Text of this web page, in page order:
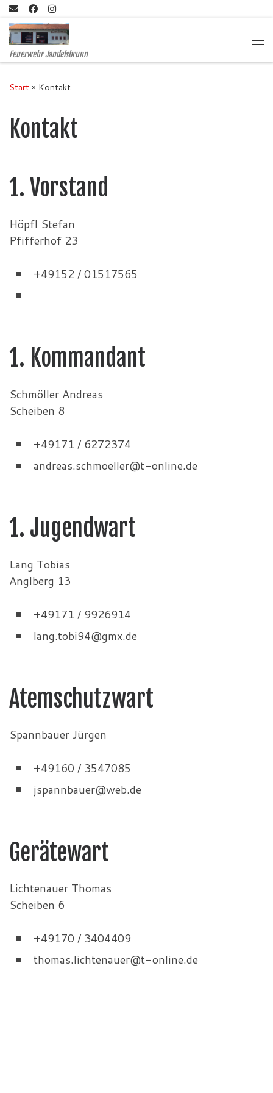
Zum Inhalt springen
Feuerwehr Jandelsbrunn
Start» Kontakt
Kontakt
1. Vorstand
Höpfl Stefan
Pfifferhof 23
+49152 / 01517565
1. Kommandant
Schmöller Andreas
Scheiben 8
+49171 / 6272374
andreas.schmoeller@t-online.de
1. Jugendwart
Lang Tobias
Anglberg 13
+49171 / 9926914
lang.tobi94@gmx.de
Atemschutzwart
Spannbauer Jürgen
+49160 / 3547085
jspannbauer@web.de
Gerätewart
Lichtenauer Thomas
Scheiben 6
+49170 / 3404409
thomas.lichtenauer@t-online.de